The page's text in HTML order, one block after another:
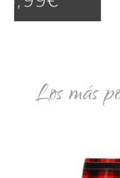
Los más